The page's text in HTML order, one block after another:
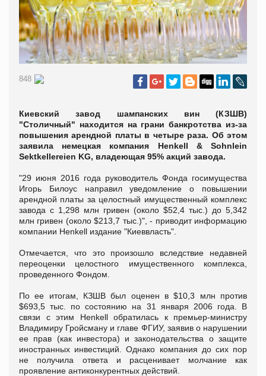
848
Киевский завод шампанских вин (КЗШВ)
"Столичный" находится на грани банкротства из-за
повышения арендной платы в четыре раза. Об этом
заявила немецкая компания Henkell & Sohnlein
Sektkellereien KG, владеющая 95% акций завода.
"29 июня 2016 года руководитель Фонда госимущества
Игорь Билоус направил уведомление о повышении
арендной платы за целостный имущественный комплекс
завода с 1,298 млн гривен (около $52,4 тыс.) до 5,342
млн гривен (около $213,7 тыс.)", - приводит информацию
компании Henkell издание "Киеввласть".
Отмечается, что это произошло вследствие недавней
переоценки целостного имущественного комплекса,
проведенного Фондом.
По ее итогам, КЗШВ был оценен в $10,3 млн против
$693,5 тыс. по состоянию на 31 января 2006 года. В
связи с этим Henkell обратилась к премьер-министру
Владимиру Гройсману и главе ФГИУ, заявив о нарушении
ее прав (как инвестора) и законодательства о защите
иностранных инвестиций. Однако компания до сих пор
не получила ответа и расценивает молчание как
проявление антиконкурентных действий.